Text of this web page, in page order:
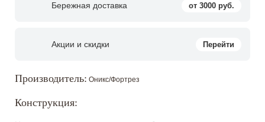
Бережная доставка от 3000 руб.
Акции и скидки Перейти
Производитель: Оникс/Фортрез
Конструкция: